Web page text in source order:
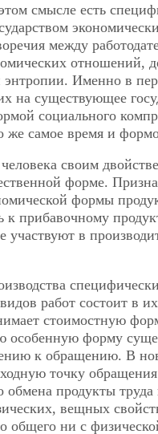
смысле есть
между
отношений,
энтропии. Именно в
на существующее
социального
же самое время и
своим
форме.
формы
к прибавочному
участвуют в
работ состоит в
стоимостную
особенную форму
к обращению. В
точку
обмена продукты
вещных
общего ни с